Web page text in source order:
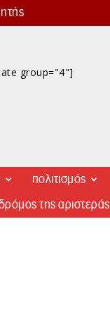
group="4"]
πολιτισμός
της αριστεράς